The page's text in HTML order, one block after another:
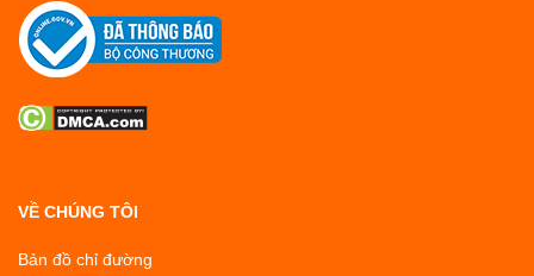
VỀ CHÚNG TÔI
Bản đồ chỉ đường